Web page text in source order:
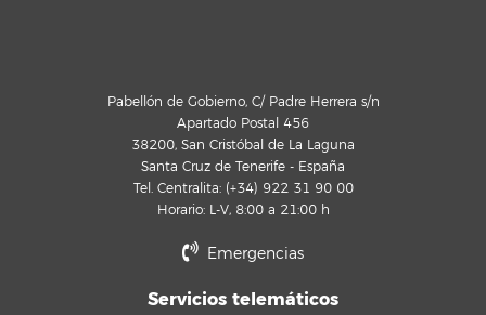
Pabellón de Gobierno, C/ Padre Herrera s/n
Apartado Postal 456
38200, San Cristóbal de La Laguna
Santa Cruz de Tenerife - España
Tel. Centralita: (+34) 922 31 90 00
Horario: L-V, 8:00 a 21:00 h
Emergencias
Servicios telemáticos